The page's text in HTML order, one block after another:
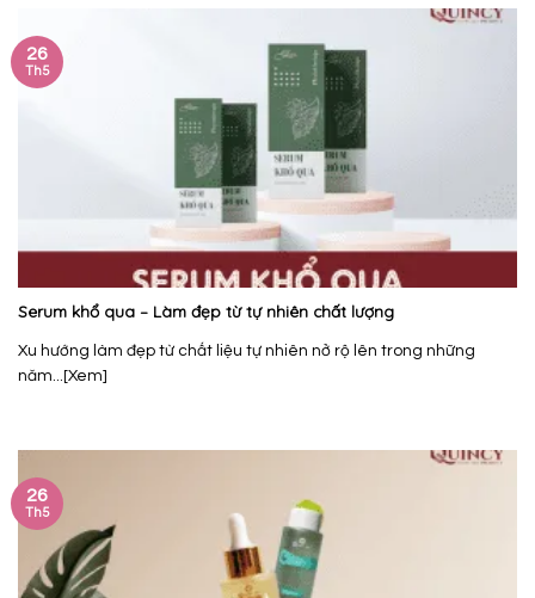
Serum khổ qua – Làm đẹp từ tự nhiên chất lượng
Xu hướng làm đẹp từ chất liệu tự nhiên nở rộ lên trong những
năm...[Xem]
26
Th5
26
Th5